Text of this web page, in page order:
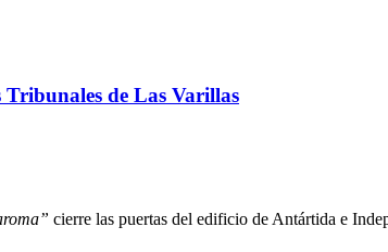
de Las Varillas
cierre las puertas del edificio de Antártida e